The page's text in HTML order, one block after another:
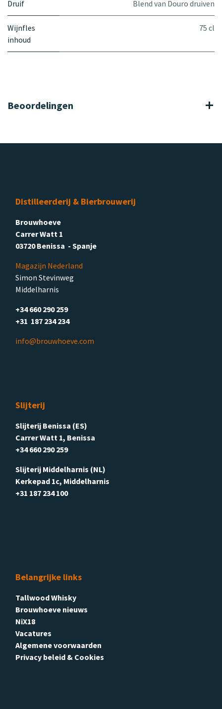
Druif Blend van Douro druiven
Wijnfles
inhoud
75 cl
Beoordelingen
Distilleerderij & Bierbrouwerij
Brouwhoeve
Carrer Watt 1
03720 Benissa - Spanje
Magazijn Nederland
Simon Stevinweg
Middelharnis
+34 660 290 259
+31 187 234 234
info@brouwhoeve.com
Slijterij
Slijterij Benissa (ES)
Carrer Watt 1, Benissa
+34 660 290 259
Slijterij Middelharnis (NL)
Kerkepad 1c, Middelharnis
+31 187 234 100
Belangrijke links
Tallwood Whisky
Brouwhoeve nieuws
NiX18
Vacatures
Algemene voorwaarden
Privacy beleid & Cookies